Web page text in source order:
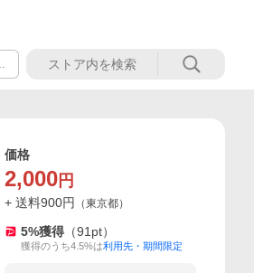
価格
2,000 円
+ 送料900円 （東京都）
5%獲得 （91 pt）
獲得のうち4.5%は利用先・期間限定